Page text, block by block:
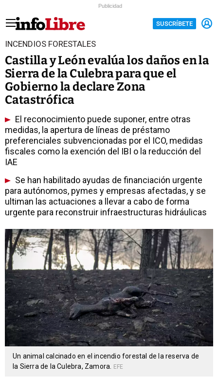
Publicidad
SUSCRÍBETE
INCENDIOS FORESTALES
Castilla y León evalúa los daños en la
Sierra de la Culebra para que el
Gobierno la declare Zona
Catastrófica
El reconocimiento puede suponer, entre otras
medidas, la apertura de líneas de préstamo
preferenciales subvencionadas por el ICO, medidas
fiscales como la exención del IBI o la reducción del
IAE
Se han habilitado ayudas de financiación urgente
para autónomos, pymes y empresas afectadas, y se
ultiman las actuaciones a llevar a cabo de forma
urgente para reconstruir infraestructuras hidráulicas
Un animal calcinado en el incendio forestal de la reserva de
la Sierra de la Culebra, Zamora.
EFE